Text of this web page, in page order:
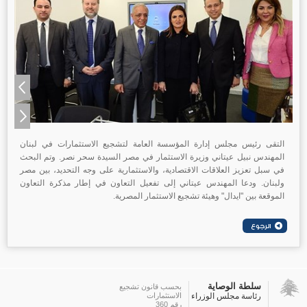
التقى رئيس مجلس إدارة المؤسسة العامة لتشجيع الاستثمارات في لبنان
المهندس نبيل عيتاني وزيرة الاستثمار في مصر السيدة سحر نصر. وتم البحث
في سبل تعزيز العلاقات الاقتصادية، والاستثمارية على وجه التحديد، بين مصر
ولبنان. ودعا المهندس عيتاني إلى تفعيل التعاون في إطار مذكرة التعاون
الموقعة بين "ايدال" وهيئة تشجيع الاستثمار المصرية.
سلطة الوصاية
رئاسة مجلس الوزراء
بحسب قانون تشجيع
الاستثمارات
رقم 360